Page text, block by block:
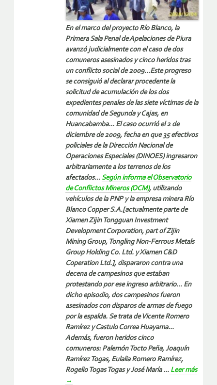
En el marco del proyecto Río Blanco, la
Primera Sala Penal de Apelaciones de Piura
avanzó judicialmente con el caso de dos
comuneros asesinados y cinco heridos tras
un conflicto social de 2009…Este progreso
se consiguió al declarar procedente la
solicitud de acumulación de los dos
expedientes penales de las siete víctimas de la
comunidad de Segunda y Cajas, en
Huancabamba… El caso ocurrió el 2 de
diciembre de 2009, fecha en que 35 efectivos
policiales de la Dirección Nacional de
Operaciones Especiales (DINOES) ingresaron
arbitrariamente a los terrenos de los
afectados… Según informa el Observatorio
de Conflictos Mineros (OCM), utilizando
vehículos de la PNP y la empresa minera Río
Blanco Copper S.A.[actualmente parte de
Xiamen Zijin Tongguan Investment
Development Corporation, part of Zijin
Mining Group, Tongling Non-Ferrous Metals
Group Holding Co. Ltd. y Xiamen C&D
Coperation Ltd.], dispararon contra una
decena de campesinos que estaban
protestando por ese ingreso arbitrario… En
dicho episodio, dos campesinos fueron
asesinados con disparos de armas de fuego
por la espalda. Se trata de Vicente Romero
Ramírez y Castulo Correa Huayama…
Además, fueron heridos cinco
comuneros: Palemón Tocto Peña, Joaquín
Ramírez Togas, Eulalia Romero Ramírez,
Rogelio Togas Togas y José María ... Leer más
→